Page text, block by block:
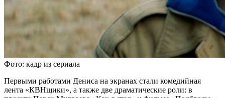
Фото: кадр из сериала
Первыми работами Дениса на экранах стали комедийная
лента «КВНщики», а также две драматические роли: в